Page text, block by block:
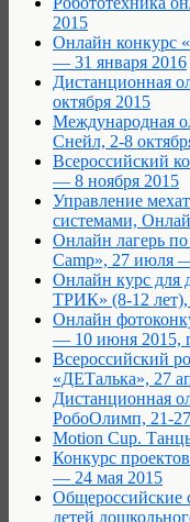
2015
Онлайн конкурс
— 31 января 2016
Дистанционная
октября 2015
Международная
Снейл, 2-8
Всероссийский
— 8 ноября 2015
Управление
системами,
Онлайн лагерь
Camp», 27 июля
Онлайн курс для
ТРИК» (8-12
Онлайн
— 10 июня 2015,
Всероссийский
«ДЕТалька», 27
Дистанционная
РобоОлимп, 21-
Motion Cup.
Конкурс
— 24 мая 2015
Общероссийские
детей